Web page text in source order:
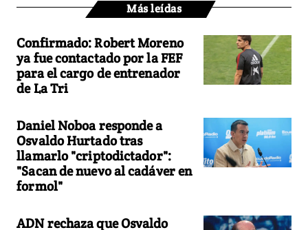
Más leídas
Confirmado: Robert Moreno
ya fue contactado por la FEF
para el cargo de entrenador
de La Tri
Daniel Noboa responde a
Osvaldo Hurtado tras
llamarlo "criptodictador":
"Sacan de nuevo al cadáver en
formol"
ADN rechaza que Osvaldo